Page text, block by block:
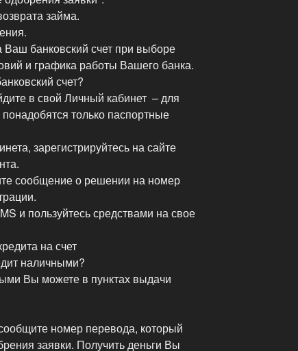
займа.
Ваш банковский счет при выборе
и графика работы Вашего банка.
счет?
в свой Личный кабинет – для
только паспортные
зарегистрируйтесь на сайте
сообщение о решении на номер
и пользуйтесь средствами на свое
на счет
наличными?
Вы можете в пунктах выдачи
номер перевода, который
заявки. Получить деньги Вы